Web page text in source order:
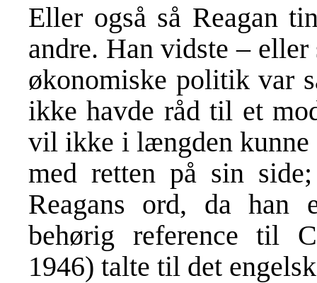
Eller også så Reagan
andre. Han vidste – eller
økonomiske politik var
ikke havde råd til et
vil ikke i længden
med retten på sin
Reagans ord, da han
behørig reference til
1946) talte til det